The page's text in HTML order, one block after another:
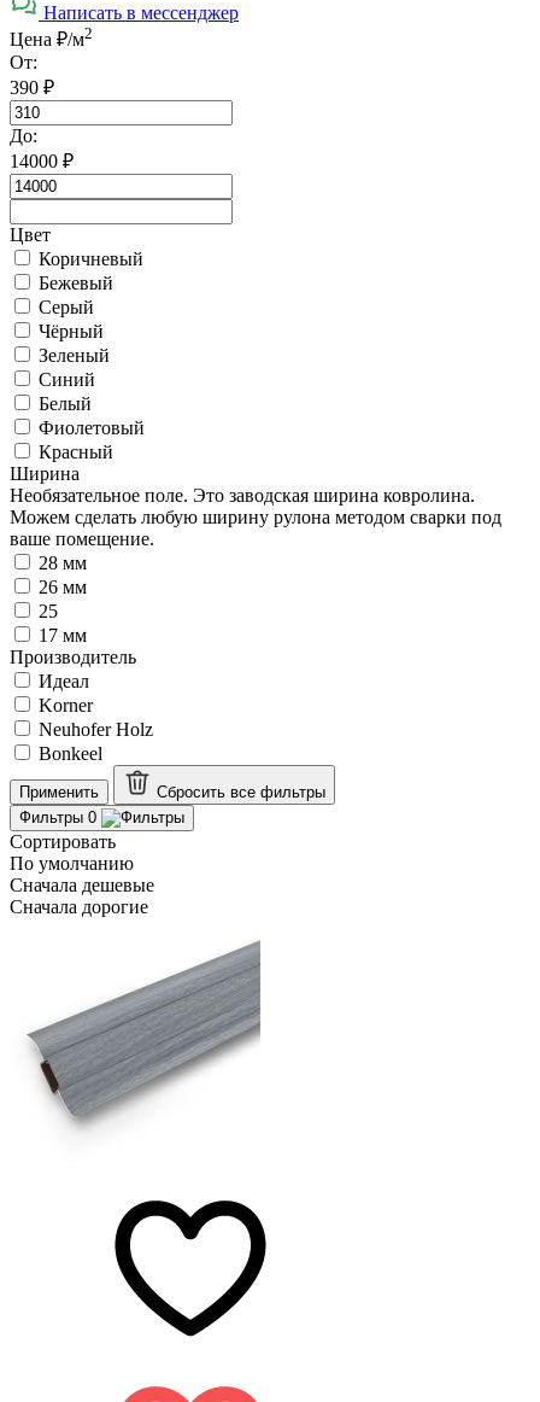
Написать в мессенджер
Цена ₽/м2
От:
390 ₽
До:
14000 ₽
Цвет
Коричневый
Бежевый
Серый
Чёрный
Зеленый
Синий
Белый
Фиолетовый
Красный
Ширина
Необязательное поле. Это заводская ширина ковролина.
Можем сделать любую ширину рулона методом сварки под
ваше помещение.
28 мм
26 мм
25
17 мм
Производитель
Идеал
Korner
Neuhofer Holz
Bonkeel
Применить Сбросить все фильтры
Фильтры 0
Сортировать
По умолчанию
Сначала дешевые
Сначала дорогие